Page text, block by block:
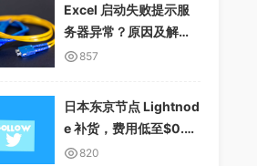
Excel 启动失败提示服
务器异常？原因及解决
方案详解
857
日本东京节点 Lightnod
e 补货，费用低至$0.01
2/小时，支持多种支付
820